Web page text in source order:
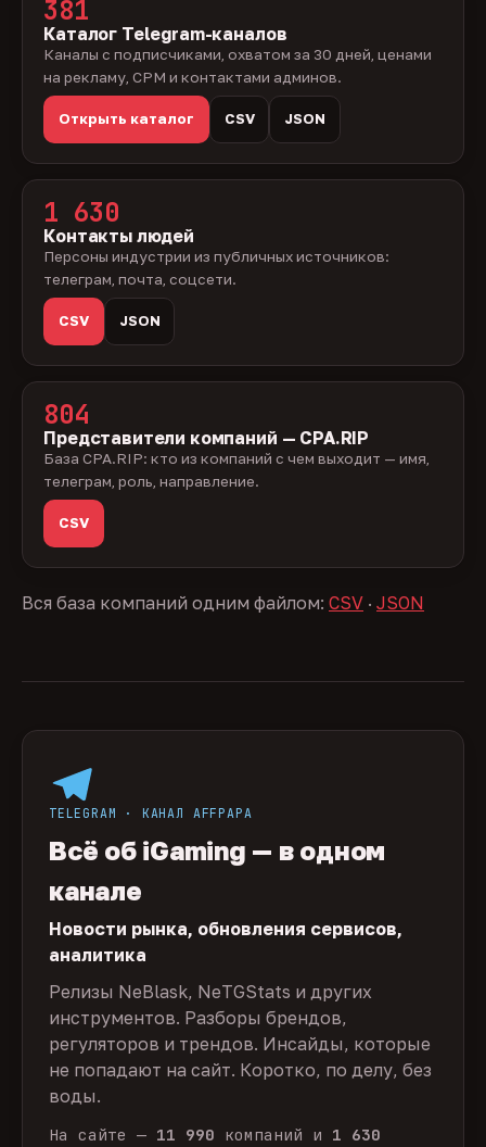
381
Каталог Telegram-каналов
Каналы с подписчиками, охватом за 30 дней, ценами
на рекламу, CPM и контактами админов.
Открыть каталог CSV JSON
1 630
Контакты людей
Персоны индустрии из публичных источников:
телеграм, почта, соцсети.
CSV JSON
804
Представители компаний — CPA.RIP
База CPA.RIP: кто из компаний с чем выходит — имя,
телеграм, роль, направление.
CSV
Вся база компаний одним файлом: CSV · JSON
TELEGRAM · КАНАЛ AFFPAPA
Всё об iGaming — в одном
канале
Новости рынка, обновления сервисов,
аналитика
Релизы NeBlask, NeTGStats и других
инструментов. Разборы брендов,
регуляторов и трендов. Инсайды, которые
не попадают на сайт. Коротко, по делу, без
воды.
На сайте — 11 990 компаний и 1 630